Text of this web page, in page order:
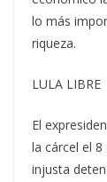
lo más
riqueza.
LULA LIBRE
El
la cárcel el
injusta